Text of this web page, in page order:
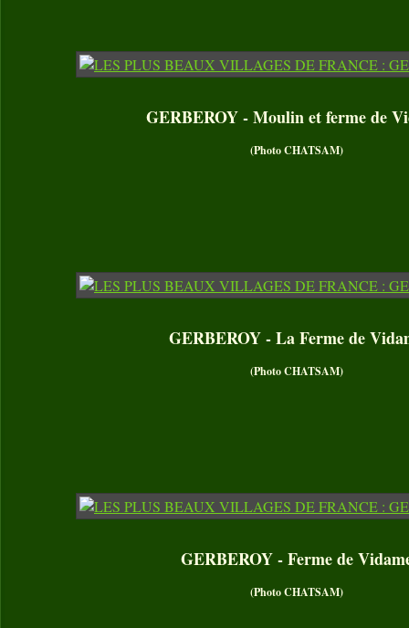
GERBEROY - Moulin et ferme de
(Photo CHATSAM)
GERBEROY - La Ferme de
(Photo CHATSAM)
GERBEROY - Ferme de
(Photo CHATSAM)